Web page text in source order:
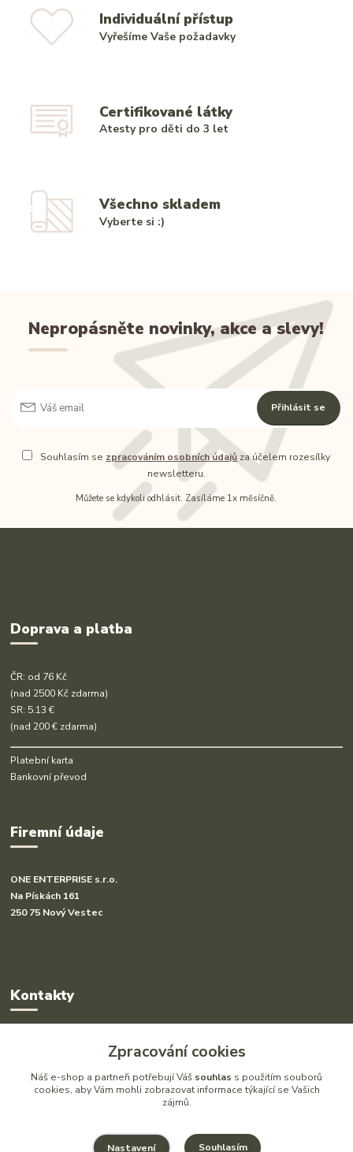
Individuální přístup
Vyřešíme Vaše požadavky
Certifikované látky
Atesty pro děti do 3 let
Všechno skladem
Vyberte si :)
Nepropásněte novinky, akce a slevy!
Přihlásit se
Souhlasím se zpracováním osobních údajů za účelem rozesílky
newsletteru.
Můžete se kdykoli odhlásit. Zasíláme 1x měsíčně.
Doprava a platba
ČR: od 76 Kč
(nad 2500 Kč zdarma)
SR: 5.13 €
(nad 200 € zdarma)
Platební karta
Bankovní převod
Firemní údaje
ONE ENTERPRISE s.r.o.
Na Pískách 161
250 75 Nový Vestec
Kontakty
Radka Hakl
+420 777 613 020
(Po-Pá, 9-16 hod.)
Zpracování cookies
Náš e-shop a partneři potřebují Váš souhlas s použitím souborů
cookies, aby Vám mohli zobrazovat informace týkající se Vašich
zájmů.
Nastavení Souhlasím